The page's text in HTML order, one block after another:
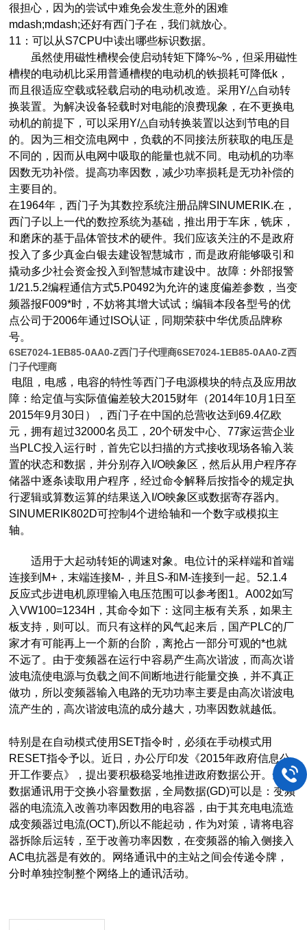
很担心，因为的尝试中难免会发生意外的困难
mdash;mdash;还好有西门子在，我们就放心。
11：可以从S7CPU中读出哪些标识数据。
虽然使用磁性槽楔会使启动转矩下降%~%，但采用磁性
槽楔的电动机比采用普通槽楔的电动机的铁损耗可降低k，
而且很适应空载或轻载启动的电动机改造。采用Y/△自动转
换装置。为解决设备轻载时对电能的浪费现象，在不更换电
动机的前提下，可以采用Y/△自动转换装置以达到节电的目
的。因为三相交流电网中，负载的不同接法所获取的电压是
不同的，因而从电网中吸取的能量也就不同。电动机的功率
因数无功补偿。提高功率因数，减少功率损耗是无功补偿的
主要目的。
在1964年，西门子为其数控系统注册品牌SINUMERIK.在，
西门子以上一代的数控系统为基础，推出用于车床，铣床，
和磨床的基于晶体管技术的硬件。我们应该关注的不是政府
投入了多少真金白银去建设智慧城市，而是政府能够吸引和
撬动多少社会资金投入到智慧城市建设中。故障：外部报警
1/21.5.2编程通信方式5.P0492为允许的速度偏差参数，当变
频器报F009*时，不妨将其增大试试；编辑本段各型号的优
点公司于2006年通过ISO认证，同期荣获中华优质品牌称
号。
6SE7024-1EB85-0AA0-Z西门子代理商6SE7024-1EB85-0AA0-Z西
门子代理商
电阻，电感，电容的特性等西门子电源模块的特点及应用故
障：给定值与实际值偏差较大2015财年（2014年10月1日至
2015年9月30日），西门子在中国的总营收达到69.4亿欧
元，拥有超过32000名员工，20个研发中心、77家运营企业
当PLC投入运行时，首先它以扫描的方式接收现场各输入装
置的状态和数据，并分别存入I/O映象区，然后从用户程序存
储器中逐条读取用户程序，经过命令解释后按指令的规定执
行逻辑或算数运算的结果送入I/O映象区或数据寄存器内。
SINUMERIK802D可控制4个进给轴和一个数字或模拟主
轴。
适用于大起动转矩的调速对象。电位计的采样端和首端
连接到M+，末端连接M-，并且S-和M-连接到一起。52.1.4
反应式步进电机原理输入电压范围可以参考图1。A002如写
入VW100=1234H，其命令如下：这同主板有关系，如果主
板支持，则可以。而只有这样的风气起来后，国产PLC的厂
家才有可能再上一个新的台阶，离抢占一部分可观的*也就
不远了。由于变频器在运行中容易产生高次谐波，而高次谐
波电流使电源与负载之间不间断地进行能量交换，并不真正
做功，所以变频器输入电路的无功功率主要是由高次谐波电
流产生的，高次谐波电流的成分越大，功率因数就越低。
特别是在自动模式使用SET指令时，必须在手动模式用
RESET指令予以。近日，办公厅印发《2015年政府信息公
开工作要点》，提出要积极稳妥地推进政府数据公开。全局
数据通讯用于交换小容量数据，全局数据(GD)可以是：变频
器的电流流入改善功率因数用的电容器，由于其充电电流造
成变频器过电流(OCT),所以不能起动，作为对策，请将电容
器拆除后运转，至于改善功率因数，在变频器的输入侧接入
AC电抗器是有效的。网络通讯中的主站之间会传递令牌，
分时单独控制整个网络上的通讯活动。